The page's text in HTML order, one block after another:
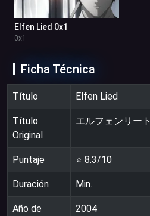
Elfen Lied 0x1
0x1
Ficha Técnica
Título Elfen Lied
Título
Original
エルフェンリート
Puntaje ⭐ 8.3/10
Duración Min.
Año de
2004